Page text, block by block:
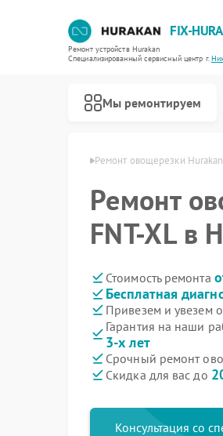
FIX-
Ремонт устройств Hurakan
Специализированный cервисный центр г.
Мы ремонтируем
Ремонт овощерезки
Ремонт
FNT-XL в
Стоимость ремонта
Бесплатная
Привезем и увезем
Гарантия на наши
3-х лет
Срочный ремонт
Скидка для вас до
Консультация со